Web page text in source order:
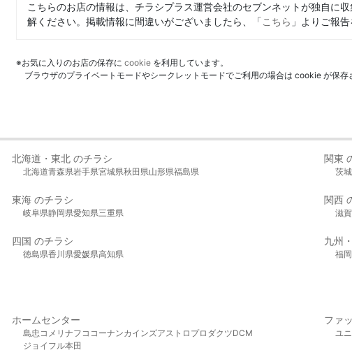
こちらのお店の情報は、チラシプラス運営会社のセブンネットが独自に
解ください。掲載情報に間違いがございましたら、「こちら 」よりご報
※お気に入りのお店の保存に cookie を利用しています。
ブラウザのプライベートモードやシークレットモードでご利用の場合は cookie が保存
北海道・東北 のチラシ
北海道青森県岩手県宮城県秋田県山形県福島県
関東
茨
東海 のチラシ
岐阜県静岡県愛知県三重県
関西
滋
四国 のチラシ
徳島県香川県愛媛県高知県
九州
福
ホームセンター
島忠 コメリ ナフコ コーナンカインズアストロプロダクツDCM
ジョイフル本田
ファ
ユ